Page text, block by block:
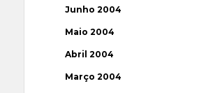
Junho 2004
Maio 2004
Abril 2004
Março 2004